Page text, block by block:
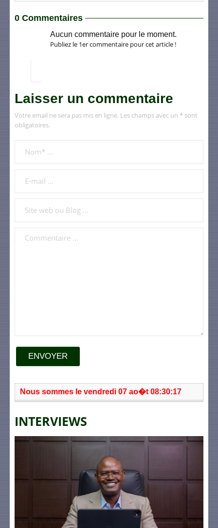
0 Commentaires
Aucun commentaire pour le moment.
Publiez le 1er commentaire pour cet article !
Laisser un commentaire
Votre email ne sera pas mis en ligne. Les champs avec un * sont
obligatoires.
ENVOYER
Nous sommes le vendredi 07 ao�t 08:30:17
INTERVIEWS